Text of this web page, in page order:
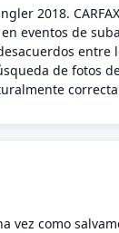
2018.
eventos de
entre
de fotos
vez como